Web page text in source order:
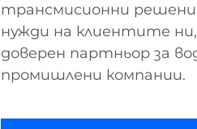
трансмисионни
нужди на клиентите
доверен партньор за
промишлени компании.